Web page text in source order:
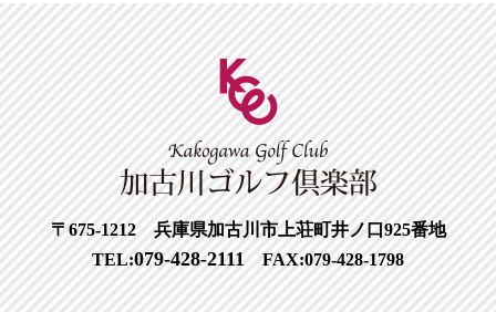
〒675-1212 兵庫県加古川市上荘町井ノ口925番地
TEL:079-428-2111FAX:079-428-1798